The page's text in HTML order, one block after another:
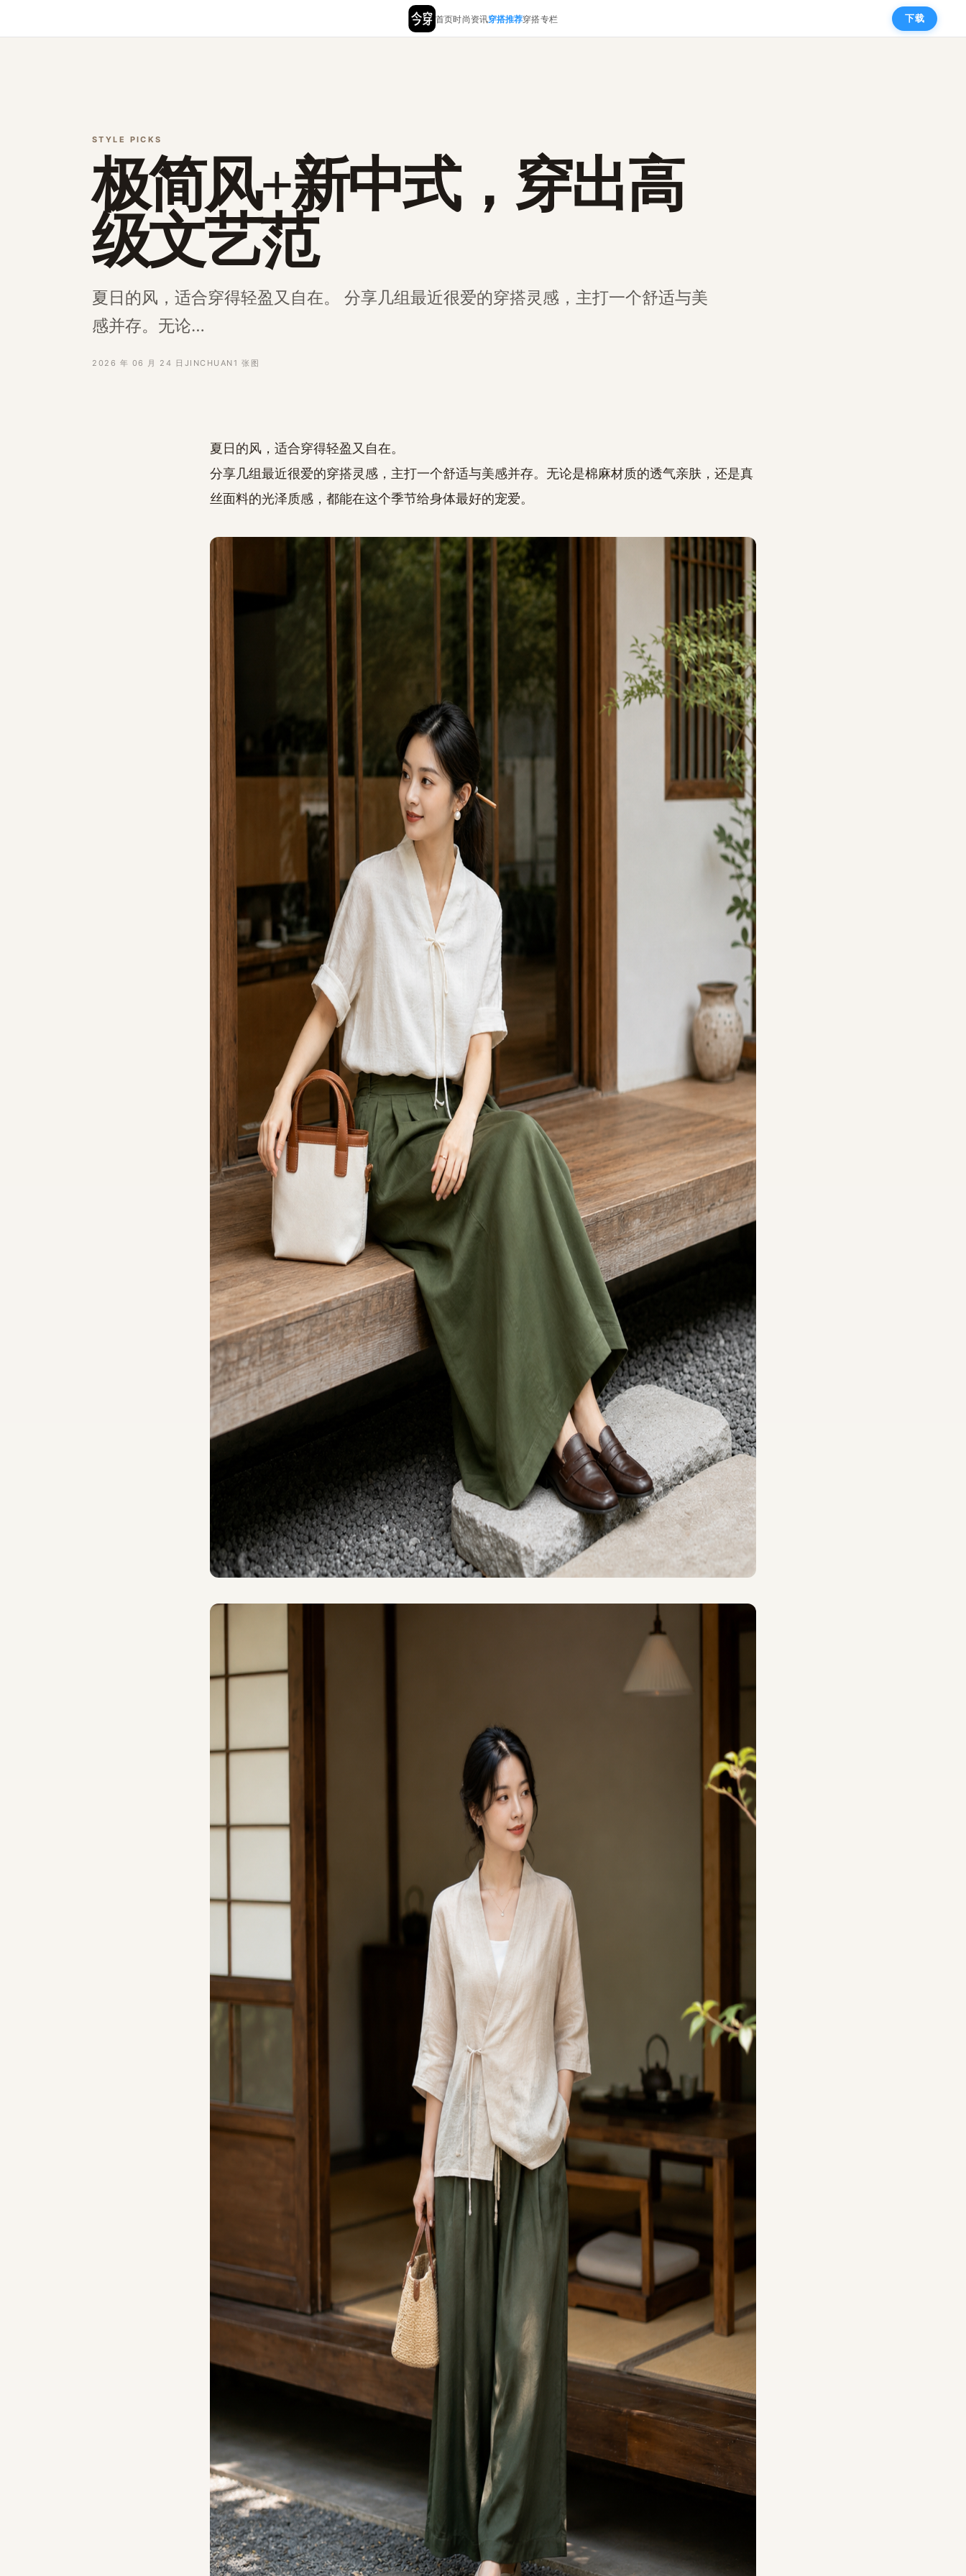
今穿 | AI 穿搭助手
首页时尚资讯穿搭推荐穿搭专栏 下载
STYLE PICKS
极简风+新中式，穿出高
级文艺范
夏日的风，适合穿得轻盈又自在。 分享几组最近很爱的穿搭灵感，主打一个舒适与美
感并存。无论…
2026 年 06 月 24 日 JINCHUAN1 张图
夏日的风，适合穿得轻盈又自在。
分享几组最近很爱的穿搭灵感，主打一个舒适与美感并存。无论是棉麻材质的透气亲肤，还是真
丝面料的光泽质感，都能在这个季节给身体最好的宠爱。